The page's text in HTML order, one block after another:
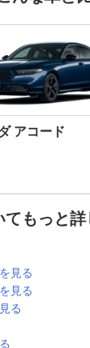
アコード
もっと詳
見る
見る
る